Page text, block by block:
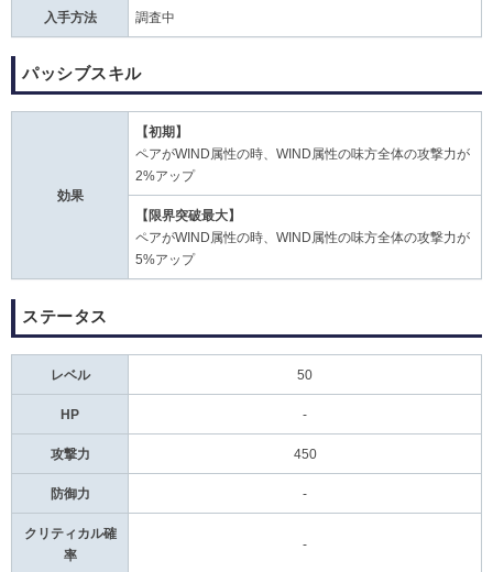
入手方法 調査中
パッシブスキル
効果
【初期】
ペアがWIND属性の時、WIND属性の味方全体の攻撃力が
2%アップ
【限界突破最大】
ペアがWIND属性の時、WIND属性の味方全体の攻撃力が
5%アップ
ステータス
レベル 50
HP -
攻撃力 450
防御力 -
クリティカル確
率
-